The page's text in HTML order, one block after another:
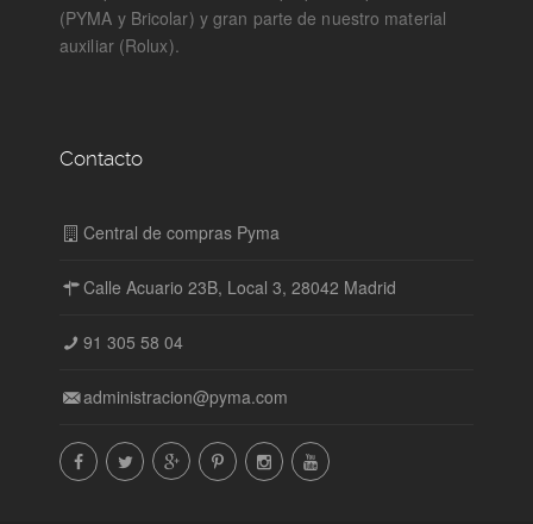
(PYMA y Bricolar) y gran parte de nuestro material
auxiliar (Rolux).
Contacto
Central de compras Pyma
Calle Acuario 23B, Local 3, 28042 Madrid
91 305 58 04
administracion@pyma.com